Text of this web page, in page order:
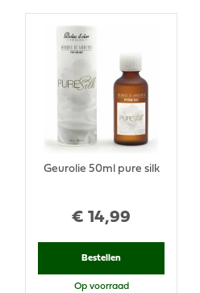
€ 14,99
Geurolie 50ml pure silk
Bestellen
Op voorraad